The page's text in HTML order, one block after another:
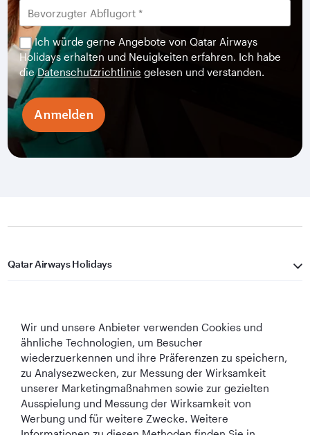
Ich würde gerne Angebote von Qatar Airways
Holidays erhalten und Neuigkeiten erfahren. Ich habe
dieDatenschutzrichtlinie gelesen und verstanden.
Anmelden
Qatar Airways Holidays
In Verbindung bleiben
Wir und unsere Anbieter verwenden Cookies und
ähnliche Technologien, um Besucher
wiederzuerkennen und ihre Präferenzen zu speichern,
zu Analysezwecken, zur Messung der Wirksamkeit
unserer Marketingmaßnahmen sowie zur gezielten
Ausspielung und Messung der Wirksamkeit von
Werbung und für weitere Zwecke. Weitere